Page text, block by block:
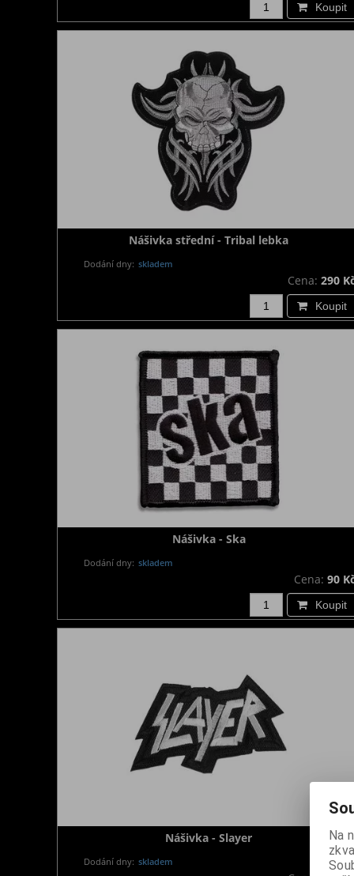
Koupit
Nášivka střední - Tribal lebka
Dodání dny: skladem
Cena: 290
Koupit
Nášivka - Ska
Dodání dny: skladem
Cena: 90
Koupit
Nášivka - Slayer
Dodání dny: skladem
Na